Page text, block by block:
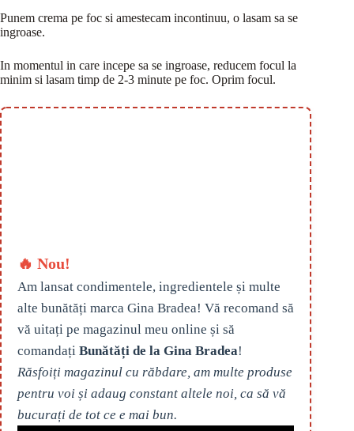
Punem crema pe foc si amestecam incontinuu, o lasam sa se
ingroase.
In momentul in care incepe sa se ingroase, reducem focul la
minim si lasam timp de 2-3 minute pe foc. Oprim focul.
🔥 Nou!
Am lansat condimentele, ingredientele și multe
alte bunătăți marca Gina Bradea! Vă recomand să
vă uitați pe magazinul meu online și să
comandați Bunătăți de la Gina Bradea!
Răsfoiți magazinul cu răbdare, am multe produse
pentru voi și adaug constant altele noi, ca să vă
bucurați de tot ce e mai bun.